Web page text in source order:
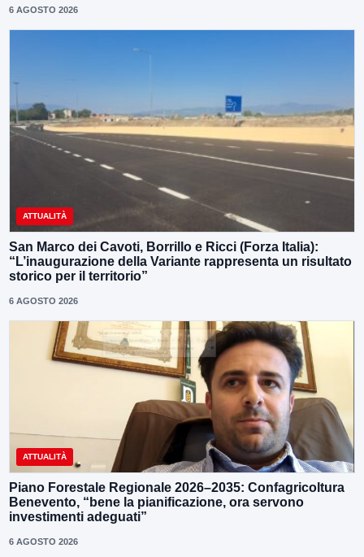
6 AGOSTO 2026
ATTUALITÀ
San Marco dei Cavoti, Borrillo e Ricci (Forza Italia):
“L’inaugurazione della Variante rappresenta un risultato
storico per il territorio”
6 AGOSTO 2026
ATTUALITÀ
Piano Forestale Regionale 2026–2035: Confagricoltura
Benevento, “bene la pianificazione, ora servono
investimenti adeguati”
6 AGOSTO 2026